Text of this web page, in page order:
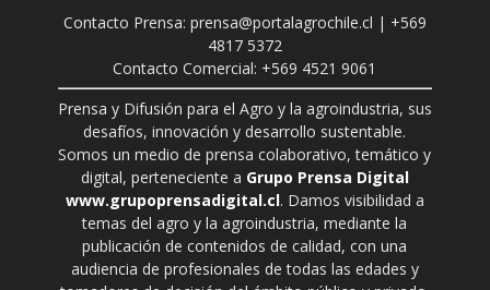
Contacto Prensa: prensa@portalagrochile.cl | +569
4817 5372
Contacto Comercial: +569 4521 9061
Prensa y Difusión para el Agro y la agroindustria, sus
desafíos, innovación y desarrollo sustentable.
Somos un medio de prensa colaborativo, temático y
digital, perteneciente a Grupo Prensa Digital
www.grupoprensadigital.cl. Damos visibilidad a
temas del agro y la agroindustria, mediante la
publicación de contenidos de calidad, con una
audiencia de profesionales de todas las edades y